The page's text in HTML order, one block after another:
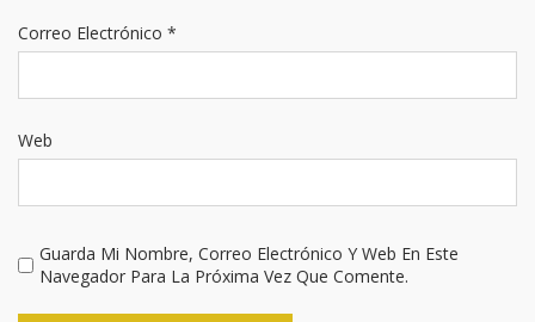
Correo Electrónico *
Web
Guarda Mi Nombre, Correo Electrónico Y Web En Este
Navegador Para La Próxima Vez Que Comente.